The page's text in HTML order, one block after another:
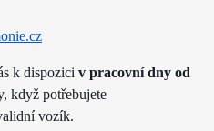
k dispozici v pracovní dny od
když potřebujete
vozík.